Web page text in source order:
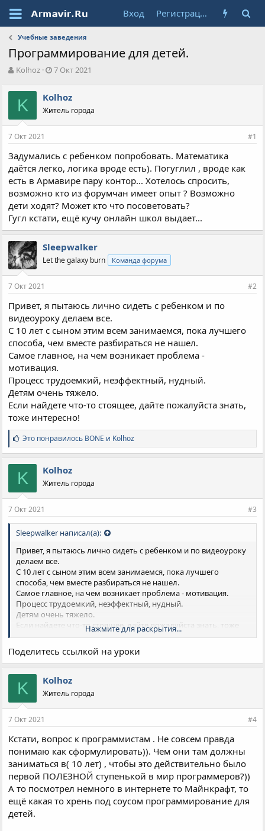
Вход Регистрация
Учебные заведения
Программирование для детей.
А
т
о
р
т
е
ы
Kolhoz
Д
а
н
л
а
7 Окт 2021
K Kolhoz
Житель города
7 Окт 2021 #1
Задумались с ребенком попробовать. Математика
даётся легко, логика вроде есть). Погуглил , вроде как
есть в Армавире пару контор... Хотелось спросить,
возможно кто из форумчан имеет опыт ? Возможно
дети ходят? Может кто что посоветовать?
Гугл кстати, ещё кучу онлайн школ выдает...
Sleepwalker
Let the galaxy burn Команда форума
7 Окт 2021 #2
Привет, я пытаюсь лично сидеть с ребенком и по
видеоуроку делаем все.
С 10 лет с сыном этим всем занимаемся, пока лучшего
способа, чем вместе разбираться не нашел.
Самое главное, на чем возникает проблема -
мотивация.
Процесс трудоемкий, неэффектный, нудный.
Детям очень тяжело.
Если найдете что-то стоящее, дайте пожалуйста знать,
тоже интересно!
С
и
м
п
а
т
и
:
Это понравилось BONE и Kolhoz
K Kolhoz
Житель города
7 Окт 2021 #3
Sleepwalker написал(а):
Привет, я пытаюсь лично сидеть с ребенком и по видеоуроку
делаем все.
С 10 лет с сыном этим всем занимаемся, пока лучшего
способа, чем вместе разбираться не нашел.
Самое главное, на чем возникает проблема - мотивация.
Процесс трудоемкий, неэффектный, нудный.
Детям очень тяжело.
Если найдете что-то стоящее, дайте пожалуйста знать, тоже
интересно!
Нажмите для раскрытия...
Поделитесь ссылкой на уроки
K Kolhoz
Житель города
7 Окт 2021 #4
Кстати, вопрос к программистам . Не совсем правда
понимаю как сформулировать)). Чем они там должны
заниматься в( 10 лет) , чтобы это действительно было
первой ПОЛЕЗНОЙ ступенькой в мир программеров?))
А то посмотрел немного в интернете то Майнкрафт, то
ещё какая то хрень под соусом программирование для
детей.